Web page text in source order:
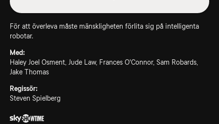
För att överleva måste mänskligheten förlita sig på intelligenta
robotar.
Med:
Haley Joel Osment, Jude Law, Frances O'Connor, Sam Robards,
Jake Thomas
Regissör:
Steven Spielberg